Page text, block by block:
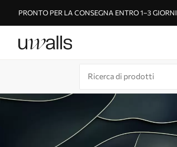
PRONTO PER LA CONSEGNA ENTRO 1–3 GIORNI